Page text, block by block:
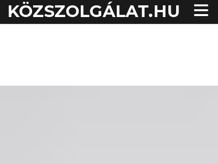
KÖZSZOLGÁLAT.HU